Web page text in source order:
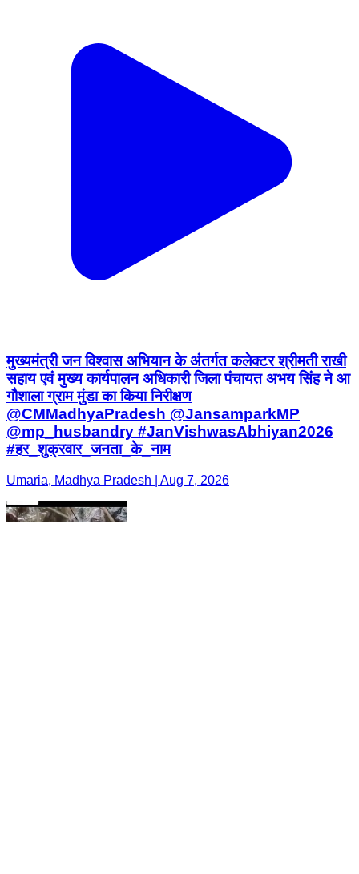
मुख्यमंत्री जन विश्वास अभियान के अंतर्गत कलेक्टर श्रीमती राखी
सहाय एवं मुख्य कार्यपालन अधिकारी जिला पंचायत अभय सिंह ने आ
गौशाला ग्राम मुंडा का किया निरीक्षण
@CMMadhyaPradesh @JansamparkMP
@mp_husbandry #JanVishwasAbhiyan2026
#हर_शुक्रवार_जनता_के_नाम
Umaria, Madhya Pradesh | Aug 7, 2026